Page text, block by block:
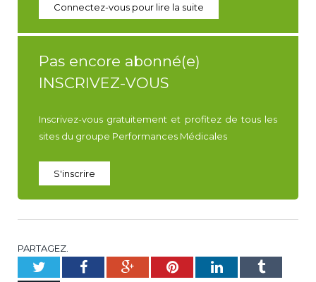
Connectez-vous pour lire la suite
Pas encore abonné(e)
INSCRIVEZ-VOUS
Inscrivez-vous gratuitement et profitez de tous les
sites du groupe Performances Médicales
S'inscrire
PARTAGEZ.
TwitterFacebookGoogle+PinterestLinkedInTumblr